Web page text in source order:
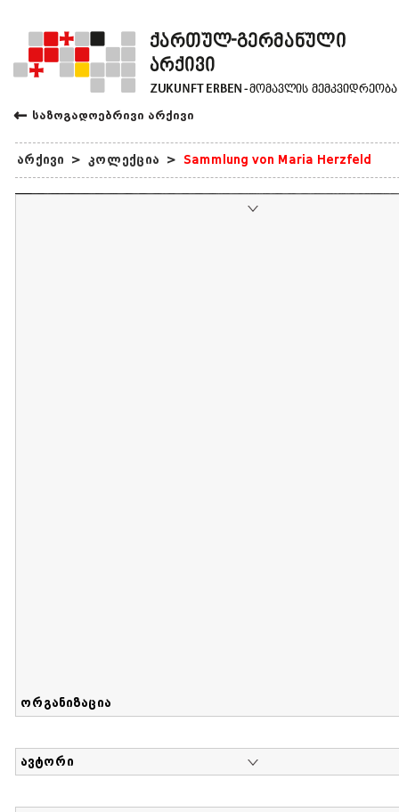
← საზოგადოებრივი არქივი
არქივი > კოლექცია > Sammlung von Maria Herzfeld
ორგანიზაცია
ავტორი